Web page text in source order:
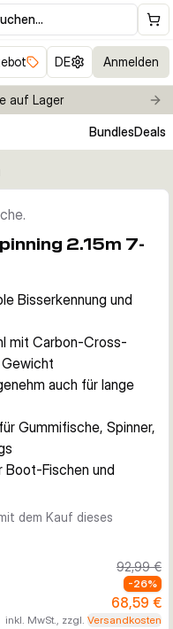
DE Anmelden
auf Lager
BundlesDeals
um Zoom zu aktivieren
2.15m 7-
Bisserkennung und
mit Carbon-Cross-
auch für lange
Gummifische, Spinner,
Boot-Fischen und
dem Kauf dieses
92,99 €
-26%
68,59 €
inkl. MwSt., zzgl. Versandkosten